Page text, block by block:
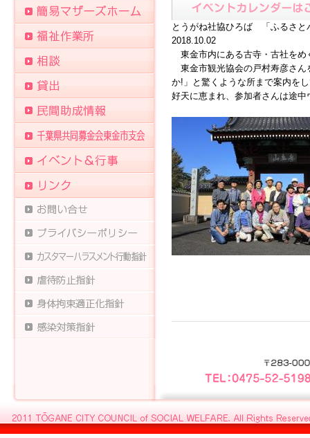
とうがね社協ひろば 「ふるさ
2018.10.02
東金市内にある古寺・古社をめ
東金市観光協会の戸村寿彦さん
か!」と驚くような所まで案内を
好天に恵まれ、参加者さんは途